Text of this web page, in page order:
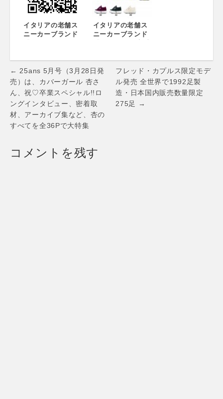
イタリアの老舗ス
ニーカーブランド
relaxingとのコラ
ボモデルを発売
イタリアの老舗ス
ニーカーブランド
2014SSは全15色
で展開
Post
navigation
← 25ans 5月号（3月28日発
売）は、カバーガール 杏さ
ん、祝♡卒業スペシャル!!ロ
ングインタビュー、密着取
材、アーカイブ集など、杏の
すべてを全36Pで大特集
フレッド・カプルス限定モデ
ル発売 全世界で1992足製
造・日本国内販売数量限定
275足 →
コメントを残す